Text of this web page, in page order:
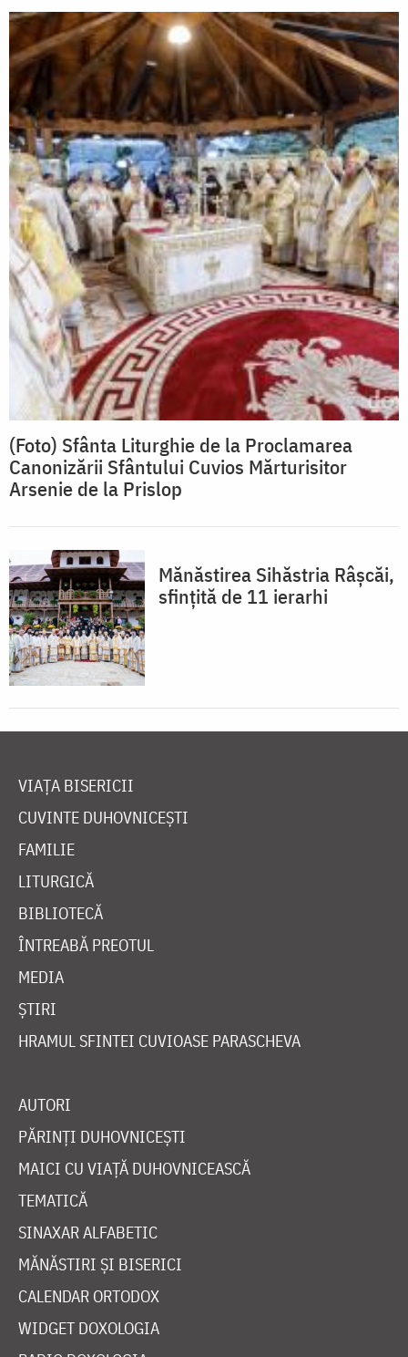
(Foto) Sfânta Liturghie de la Proclamarea
Canonizării Sfântului Cuvios Mărturisitor
Arsenie de la Prislop
Mănăstirea Sihăstria Râșcăi,
sfințită de 11 ierarhi
VIAȚA BISERICII
CUVINTE DUHOVNICEȘTI
FAMILIE
LITURGICĂ
BIBLIOTECĂ
ÎNTREABĂ PREOTUL
MEDIA
ȘTIRI
HRAMUL SFINTEI CUVIOASE PARASCHEVA
AUTORI
PĂRINȚI DUHOVNICEȘTI
MAICI CU VIAȚĂ DUHOVNICEASCĂ
TEMATICĂ
SINAXAR ALFABETIC
MĂNĂSTIRI ȘI BISERICI
CALENDAR ORTODOX
WIDGET DOXOLOGIA